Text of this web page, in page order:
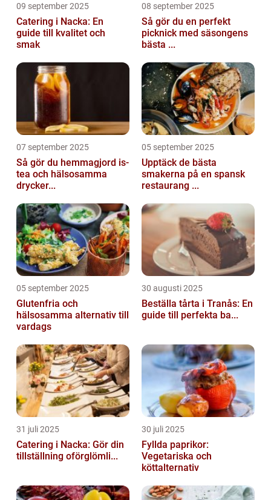
09 september 2025
Catering i Nacka: En
guide till kvalitet och
smak
08 september 2025
Så gör du en perfekt
picknick med säsongens
bästa ...
07 september 2025
Så gör du hemmagjord is-
tea och hälsosamma
drycker...
05 september 2025
Upptäck de bästa
smakerna på en spansk
restaurang ...
05 september 2025
Glutenfria och
hälsosamma alternativ till
vardags
30 augusti 2025
Beställa tårta i Tranås: En
guide till perfekta ba...
31 juli 2025
Catering i Nacka: Gör din
tillställning oförglömli...
30 juli 2025
Fyllda paprikor:
Vegetariska och
köttalternativ